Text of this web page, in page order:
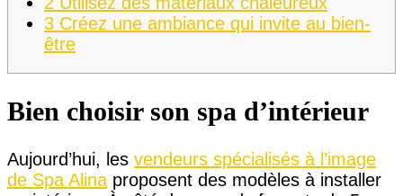
3 Créez une ambiance qui invite au bien-
être
Bien choisir son spa d’intérieur
Aujourd’hui, les vendeurs spécialisés à l’image
de Spa Alina proposent des modèles à installer